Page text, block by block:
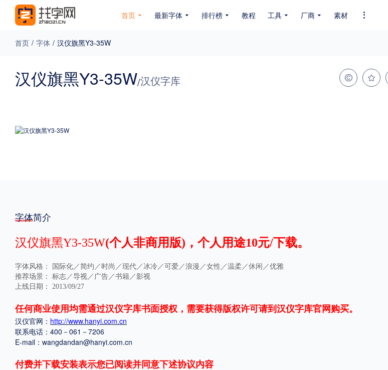
首页 最新字体
免费下载 收费下载 免费商用 无下载 GB18030 BIG5
格式
.TTF .OTF .TTC
平台
适用电脑 适用手机
重要提示：本站提供的字体除标注“
排行榜 教程 工具 厂商 素材
首页 / 字体 / 汉仪旗黑Y3-35W
汉仪旗黑Y3-35W/汉仪字库
字体简介
汉仪旗黑Y3-35W(个人非商用版)，个人用途10元/下载。
字体风格：
国际化／简约／时尚／现代／冰冷／可爱／浪漫／女性／温柔／休闲／优雅
推荐场景： 标志／导视／广告／书籍／影视
上线日期： 2013/09/27
任何商业使用均需通过汉仪字库书面授权，需要获得版权许可请到 汉仪字库官网 购买。
汉仪官网： http://www.hanyi.com.cn
联系电话：400－061－7206
E-mail：wangdandan@hanyi.com.cn
付费并下载安装表示您已阅读并同意下述协议内容